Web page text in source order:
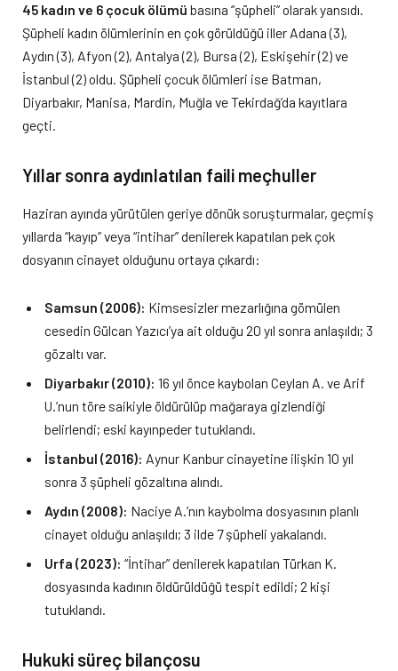
45 kadın ve 6 çocuk ölümü basına “şüpheli” olarak yansıdı.
Şüpheli kadın ölümlerinin en çok görüldüğü iller Adana (3),
Aydın (3), Afyon (2), Antalya (2), Bursa (2), Eskişehir (2) ve
İstanbul (2) oldu. Şüpheli çocuk ölümleri ise Batman,
Diyarbakır, Manisa, Mardin, Muğla ve Tekirdağ’da kayıtlara
geçti.
Yıllar sonra aydınlatılan faili meçhuller
Haziran ayında yürütülen geriye dönük soruşturmalar, geçmiş
yıllarda “kayıp” veya “intihar” denilerek kapatılan pek çok
dosyanın cinayet olduğunu ortaya çıkardı:
Samsun (2006): Kimsesizler mezarlığına gömülen
cesedin Gülcan Yazıcı’ya ait olduğu 20 yıl sonra anlaşıldı; 3
gözaltı var.
Diyarbakır (2010): 16 yıl önce kaybolan Ceylan A. ve Arif
U.’nun töre saikiyle öldürülüp mağaraya gizlendiği
belirlendi; eski kayınpeder tutuklandı.
İstanbul (2016): Aynur Kanbur cinayetine ilişkin 10 yıl
sonra 3 şüpheli gözaltına alındı.
Aydın (2008): Naciye A.’nın kaybolma dosyasının planlı
cinayet olduğu anlaşıldı; 3 ilde 7 şüpheli yakalandı.
Urfa (2023): “İntihar” denilerek kapatılan Türkan K.
dosyasında kadının öldürüldüğü tespit edildi; 2 kişi
tutuklandı.
Hukuki süreç bilançosu